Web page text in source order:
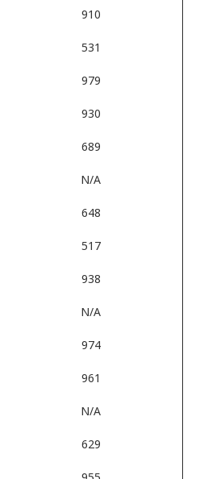
910
531
979
930
689
N/A
648
517
938
N/A
974
961
N/A
629